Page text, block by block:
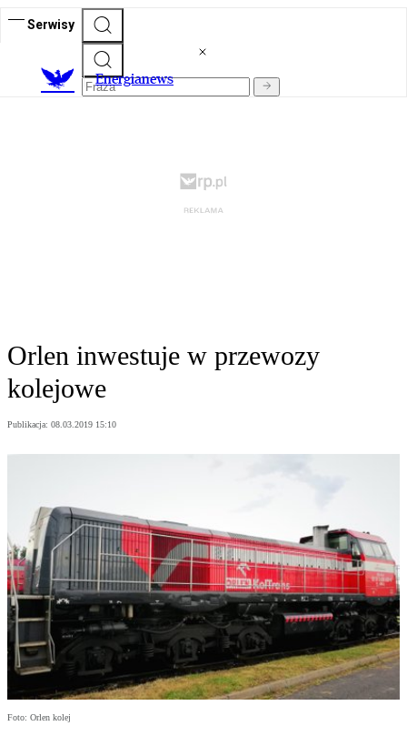
Serwisy
Energianews
Orlen inwestuje w przewozy
kolejowe
Publikacja: 08.03.2019 15:10
Foto: Orlen kolej